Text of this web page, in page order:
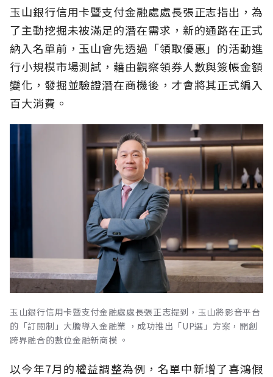
玉山銀行信用卡暨支付金融處處長張正志指出，為
了主動挖掘未被滿足的潛在需求，新的通路在正式
納入名單前，玉山會先透過「領取優惠」的活動進
行小規模市場測試，藉由觀察領券人數與簽帳金額
變化，發掘並驗證潛在商機後，才會將其正式編入
百大消費。
玉山銀行信用卡暨支付金融處處長張正志提到，玉山將影音平台
的「訂閱制」大膽導入金融業 ，成功推出「UP選」方案，開創
跨界融合的數位金融新商模 。
以今年7月的權益調整為例，名單中新增了喜鴻假